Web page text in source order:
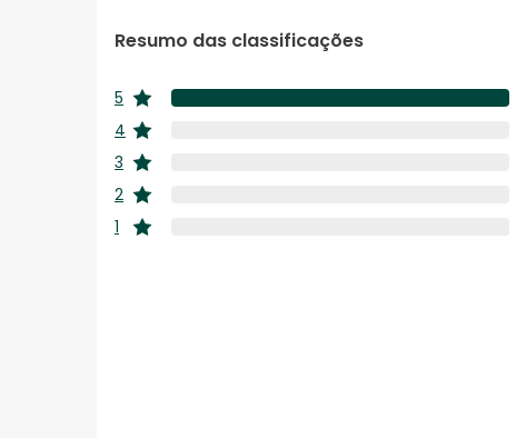
Resumo das classificações
5
estrelas
4
estrelas
3
estrelas
2
estrelas
1
estrelas